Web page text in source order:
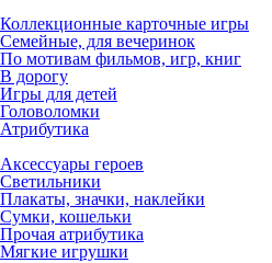
Коллекционные карточные игры
Семейные, для вечеринок
По мотивам фильмов, игр, книг
В дорогу
Игры для детей
Головоломки
Атрибутика
Аксессуары героев
Светильники
Плакаты, значки, наклейки
Сумки, кошельки
Прочая атрибутика
Мягкие игрушки